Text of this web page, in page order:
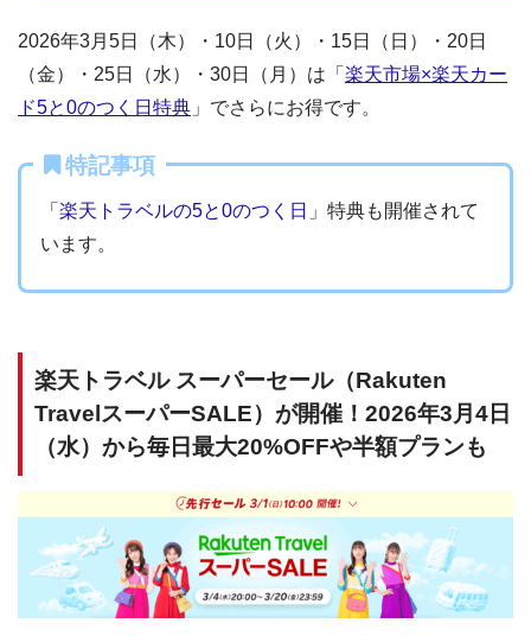
2026年3月5日（木）・10日（火）・15日（日）・20日
（金）・25日（水）・30日（月）は「 楽天市場×楽天カー
ド5と0のつく日特典 」でさらにお得です。
特記事項
「 楽天トラベルの5と0のつく日 」特典も開催されて
います。
楽天トラベル スーパーセール（Rakuten
TravelスーパーSALE）が開催！2026年3月4日
（水）から毎日最大20%OFFや半額プランも